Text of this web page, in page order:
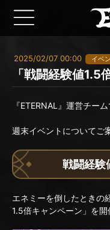
2025/02/07 00:00 イベ
「戦闘経験値1.5
『ETERNAL』運営チーム
週末イベントについてご
戦闘経験
エネミーを倒したときの
1.5倍キャンペーン」を開